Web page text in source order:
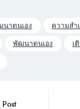
นาตนเอง
ความสำ
พัฒนาตนเอง เ
Post